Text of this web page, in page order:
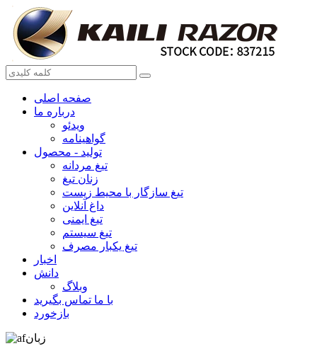
صفحه اصلی
درباره ما
ویدئو
گواهینامه
تولید - محصول
تیغ مردانه
زنان تیغ
تیغ سازگار با محیط زیست
داغ آنلاین
تیغ ایمنی
تیغ سیستم
تیغ یکبار مصرف
اخبار
دانش
وبلاگ
با ما تماس بگیرید
بازخورد
زبان